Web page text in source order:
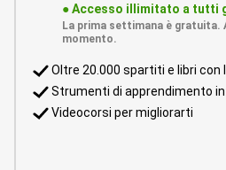
●Accesso illimitato a tutti
La prima settimana è gratuita.
momento.
Oltre 20.000 spartiti e libri con
Strumenti di apprendimento
Videocorsi per migliorarti